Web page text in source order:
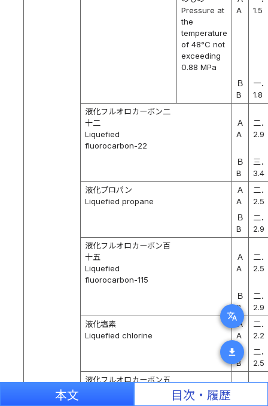
translate
download
Pressure at
the
temperature
of 48°C not
exceeding
0.88 MPa
A
1.5
Ｂ
B
一
1.8
液化フルオロカーボン二
十二
Liquefied
fluorocarbon-22
Ａ
A
二
2.9
Ｂ
B
三
3.4
液化プロパン
Liquefied propane
Ａ
A
二
2.5
Ｂ
B
二
2.9
液化フルオロカーボン百
十五
Liquefied
fluorocarbon-115
Ａ
A
二
2.5
Ｂ
B
二
2.9
液化塩素
Liquefied chlorine
Ａ
A
二
2.2
Ｂ
B
二
2.5
液化フルオロカーボン五
本文 目次・履歴